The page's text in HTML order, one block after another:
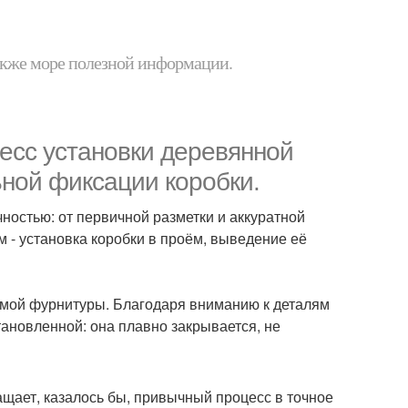
море полезной информации.
установки деревянной
фиксации коробки.
от первичной разметки и аккуратной
- установка коробки в проём, выведение её
фурнитуры. Благодаря вниманию к деталям
она плавно закрывается, не
казалось бы, привычный процесс в точное